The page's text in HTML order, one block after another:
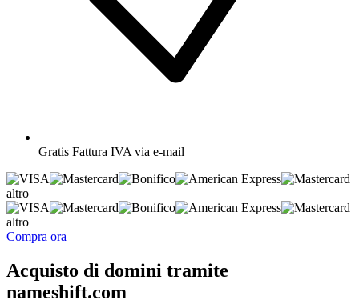
Gratis Fattura IVA via e-mail
altro
altro
Compra ora
Acquisto di domini tramite
nameshift.com